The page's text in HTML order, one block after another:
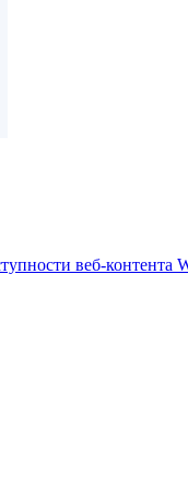
веб-контента